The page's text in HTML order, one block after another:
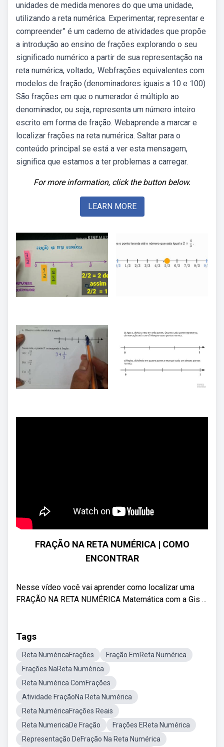
unidades de medida menores do que uma unidade,
utilizando a reta numérica. Experimentar, representar e
compreender” é um caderno de atividades que propõe
a introdução ao ensino de frações explorando o seu
significado numérico a partir de sua representação na
reta numérica, voltado,. Webfrações equivalentes com
modelos de fração (denominadores iguais a 10 e 100)
São frações em que o numerador é múltiplo ao
denominador, ou seja, representa um número inteiro
escrito em forma de fração. Webaprende a marcar e
localizar frações na reta numérica. Saltar para o
conteúdo principal se está a ver esta mensagem,
significa que estamos a ter problemas a carregar.
For more information, click the button below.
LEARN MORE
FRAÇÃO NA RETA NUMÉRICA | COMO
ENCONTRAR
Nesse vídeo você vai aprender como localizar uma
FRAÇÃO NA RETA NUMÉRICA Matemática com a Gis ...
Tags
Reta NuméricaFrações
Fração EmReta Numérica
Frações NaReta Numérica
Reta Numérica ComFrações
Atividade FraçãoNa Reta Numérica
Reta NuméricaFrações Reais
Reta NumericaDe Fração
Frações EReta Numérica
Representação DeFração Na Reta Numérica